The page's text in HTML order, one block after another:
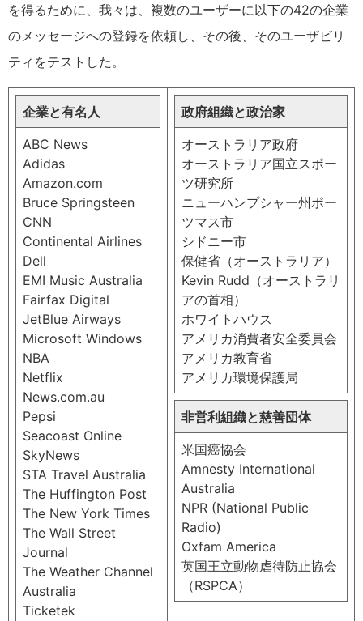
を得るために、我々は、複数のユーザーに以下の42の企業
のメッセージへの登録を依頼し、その後、そのユーザビリ
ティをテストした。
企業と有名人
ABC News
Adidas
Amazon.com
Bruce Springsteen
CNN
Continental Airlines
Dell
EMI Music Australia
Fairfax Digital
JetBlue Airways
Microsoft Windows
NBA
Netflix
News.com.au
Pepsi
Seacoast Online
SkyNews
STA Travel Australia
The Huffington Post
The New York Times
The Wall Street
Journal
The Weather Channel
Australia
Ticketek
政府組織と政治家
オーストラリア政府
オーストラリア国立スポー
ツ研究所
ニューハンプシャー州ポー
ツマス市
シドニー市
保健省（オーストラリア）
Kevin Rudd（オーストラリ
アの首相）
ホワイトハウス
アメリカ消費者安全委員会
アメリカ教育省
アメリカ環境保護局
非営利組織と慈善団体
米国癌協会
Amnesty International
Australia
NPR (National Public
Radio)
Oxfam America
英国王立動物虐待防止協会
（RSPCA）